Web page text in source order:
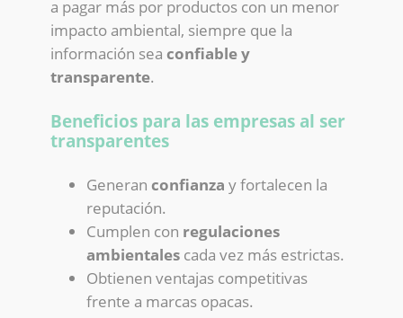
a pagar más por productos con un menor
impacto ambiental, siempre que la
información sea confiable y
transparente.
Beneficios para las empresas al ser
transparentes
Generan confianza y fortalecen la
reputación.
Cumplen con regulaciones
ambientalescada vez más estrictas.
Obtienen ventajas competitivas
frente a marcas opacas.